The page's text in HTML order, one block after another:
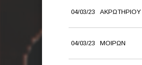
04/03/23 ΑΚΡΩΤΗΡΙΟΥ
04/03/23 ΜΟΙΡΩΝ